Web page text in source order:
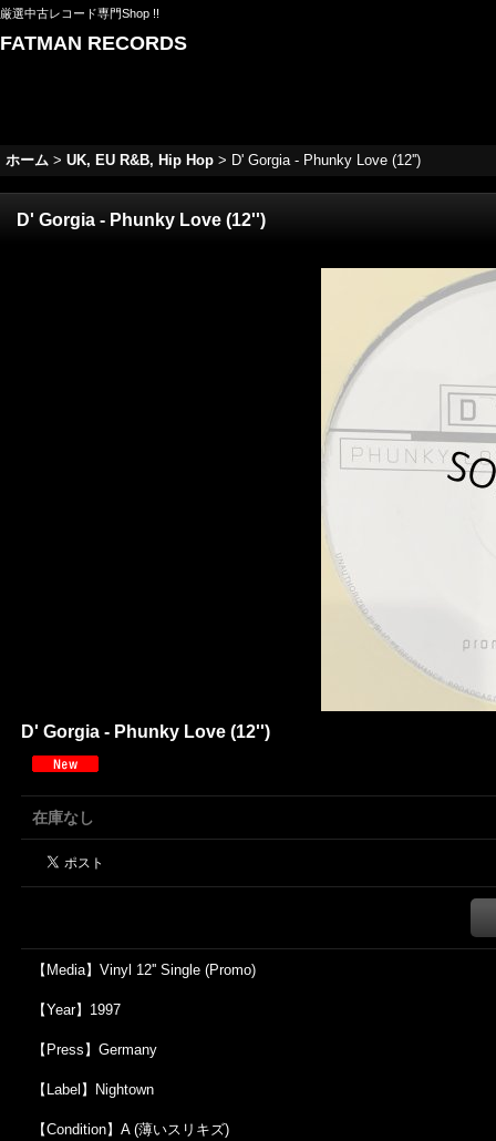
厳選中古レコード専門Shop !!
FATMAN RECORDS
ホーム > UK, EU R&B, Hip Hop > D' Gorgia - Phunky Love (12'')
D' Gorgia - Phunky Love (12'')
D' Gorgia - Phunky Love (12'')
在庫なし
【Media】Vinyl 12'' Single (Promo)
【Year】1997
【Press】Germany
【Label】Nightown
【Condition】A (薄いスリキズ)